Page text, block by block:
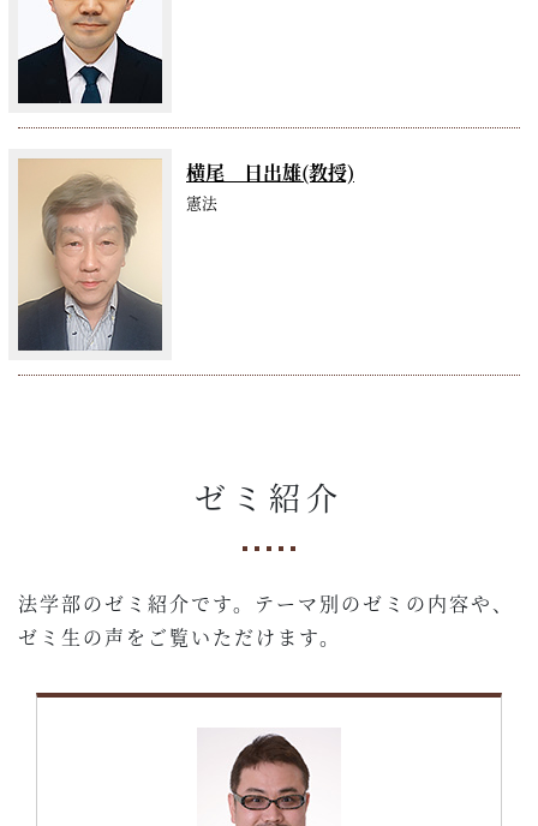
横尾 日出雄(教授)
憲法
ゼミ紹介
法学部のゼミ紹介です。テーマ別のゼミの内容や、
ゼミ生の声をご覧いただけます。